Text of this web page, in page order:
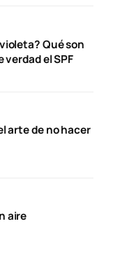
Qué son
verdad el SPF
arte de no hacer
aire